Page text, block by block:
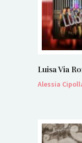
Luisa Via
Alessia